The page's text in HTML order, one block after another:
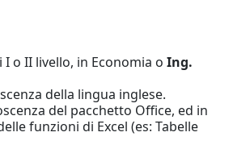
I o II livello, in Economia oIng.
della lingua inglese.
del pacchetto Office, ed in
funzioni di Excel (es: Tabelle